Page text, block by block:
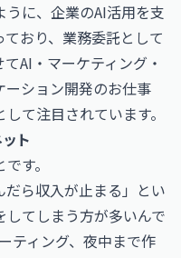
うに、企業のAI活用を支
おり、業務委託として
てAI・マーケティング・
ーション開発のお仕事
て注目されています。
ト
す。
ら収入が止まる」とい
てしまう方が多いんで
ティング、夜中まで作